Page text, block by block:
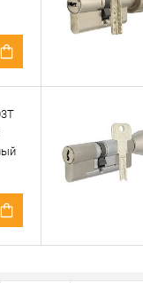
этот товар.
бесплатно